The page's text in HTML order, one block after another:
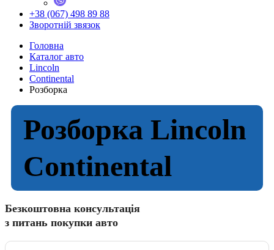
+38 (067) 498 89 88
Зворотній звязок
Головна
Каталог авто
Lincoln
Continental
Розборка
Розборка Lincoln
Continental
Безкоштовна консультація
з питань покупки авто